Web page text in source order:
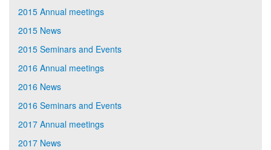
2015 Annual meetings
2015 News
2015 Seminars and Events
2016 Annual meetings
2016 News
2016 Seminars and Events
2017 Annual meetings
2017 News